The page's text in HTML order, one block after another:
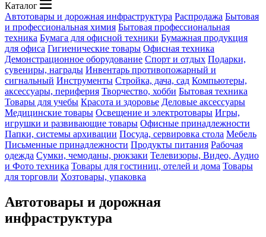
Каталог
Автотовары и дорожная инфраструктура Распродажа Бытовая
и профессиональная химия Бытовая профессиональная
техника Бумага для офисной техники Бумажная продукция
для офиса Гигиенические товары Офисная техника
Демонстрационное оборудование Спорт и отдых Подарки,
сувениры, награды Инвентарь противопожарный и
сигнальный Инструменты Стройка, дача, сад Компьютеры,
аксессуары, периферия Творчество, хобби Бытовая техника
Товары для учебы Красота и здоровье Деловые аксессуары
Медицинские товары Освещение и электротовары Игры,
игрушки и развивающие товары Офисные принадлежности
Папки, системы архивации Посуда, сервировка стола Мебель
Письменные принадлежности Продукты питания Рабочая
одежда Сумки, чемоданы, рюкзаки Телевизоры, Видео, Аудио
и Фото техника Товары для гостиниц, отелей и дома Товары
для торговли Хозтовары, упаковка
Автотовары и дорожная
инфраструктура